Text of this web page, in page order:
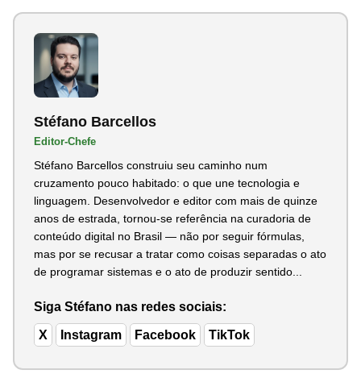
Stéfano Barcellos
Editor-Chefe
Stéfano Barcellos construiu seu caminho num
cruzamento pouco habitado: o que une tecnologia e
linguagem. Desenvolvedor e editor com mais de quinze
anos de estrada, tornou-se referência na curadoria de
conteúdo digital no Brasil — não por seguir fórmulas,
mas por se recusar a tratar como coisas separadas o ato
de programar sistemas e o ato de produzir sentido...
Siga Stéfano nas redes sociais:
X Instagram Facebook TikTok